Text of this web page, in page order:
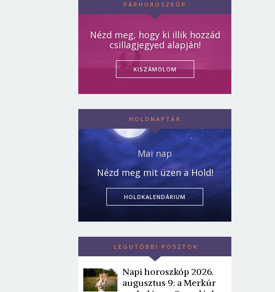
PÁRHOROSZKÓP
Nézd meg, hogy ki illik hozzád
csillagjegyed alapján!
KISZÁMOLOM
HOLDNAPTÁR
Mai nap
Nézd meg mit üzen a Hold!
HOLDKALENDÁRIUM
LEGUTÓBBI POSZTOK
Napi horoszkóp 2026.
augusztus 9: a Merkúr